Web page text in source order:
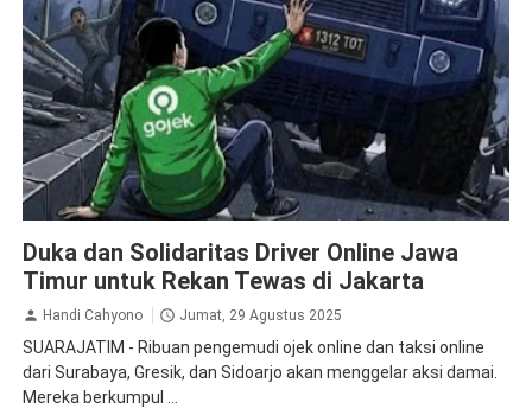
Duka dan Solidaritas Driver Online Jawa
Timur untuk Rekan Tewas di Jakarta
Handi Cahyono Jumat, 29 Agustus 2025
SUARAJATIM - Ribuan pengemudi ojek online dan taksi online
dari Surabaya, Gresik, dan Sidoarjo akan menggelar aksi damai.
Mereka berkumpul ...